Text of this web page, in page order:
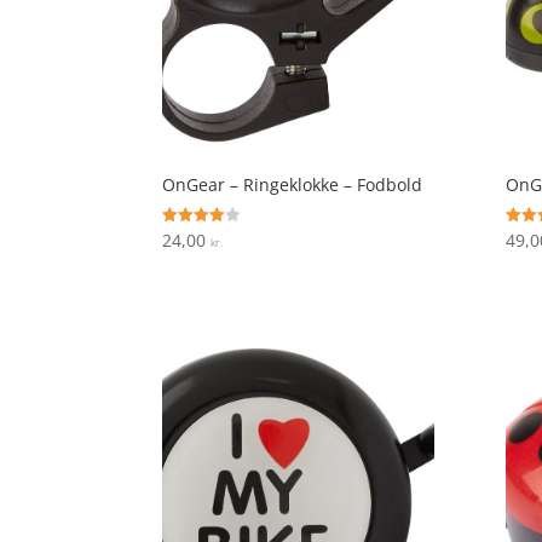
OnGear – Ringeklokke – Fodbold
Vurderet
3.9
24,00kr.
4.5